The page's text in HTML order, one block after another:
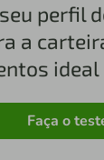
perfil
a
ideal
Faça o